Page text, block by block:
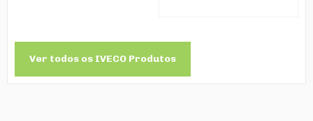
Ver todos os IVECO Produtos